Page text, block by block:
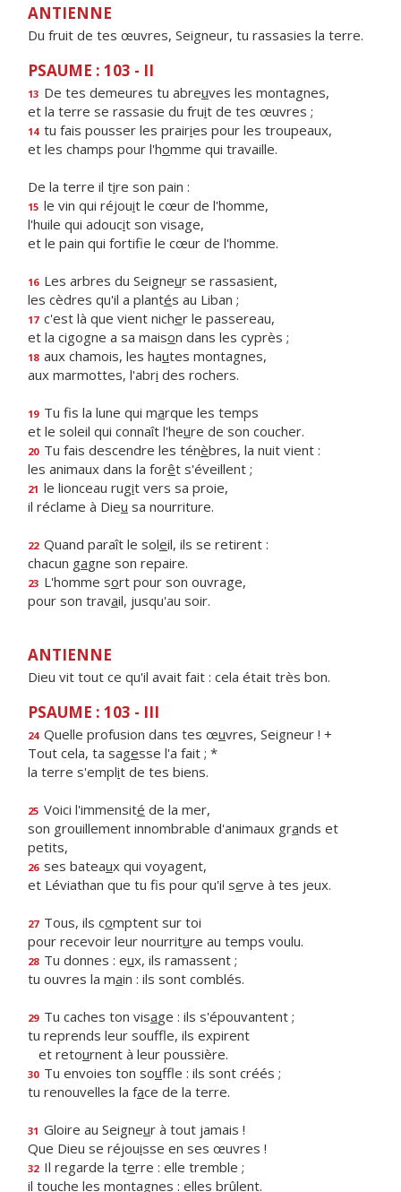
ANTIENNE
Du fruit de tes œuvres, Seigneur, tu rassasies la terre.
PSAUME : 103 - II
13 De tes demeures tu abreuves les montagnes,
et la terre se rassasie du fruit de tes œuvres ;
14 tu fais pousser les prairies pour les troupeaux,
et les champs pour l'homme qui travaille.
De la terre il tire son pain :
15 le vin qui réjouit le cœur de l'homme,
l'huile qui adoucit son visage,
et le pain qui fortife le cœur de l'homme.
16 Les arbres du Seigneur se rassasient,
les cèdres qu'il a plantés au Liban ;
17 c'est là que vient nicher le passereau,
et la cigogne a sa maison dans les cyprès ;
18 aux chamois, les hautes montagnes,
aux marmottes, l'abri des rochers.
19 Tu fis la lune qui marque les temps
et le soleil qui connaît l'heure de son coucher.
20 Tu fais descendre les ténèbres, la nuit vient :
les animaux dans la forêt s'éveillent ;
21 le lionceau rugit vers sa proie,
il réclame à Dieu sa nourriture.
22 Quand paraît le soleil, ils se retirent :
chacun gagne son repaire.
23 L'homme sort pour son ouvrage,
pour son travail, jusqu'au soir.
ANTIENNE
Dieu vit tout ce qu'il avait fait : cela était très bon.
PSAUME : 103 - III
24 Quelle profusion dans tes œuvres, Seigneur ! +
Tout cela, ta sagesse l'a fait ; *
la terre s'emplit de tes biens.
25 Voici l'immensité de la mer,
son grouillement innombrable d'animaux grands et
petits,
26 ses bateaux qui voyagent,
et Léviathan que tu fis pour qu'il serve à tes jeux.
27 Tous, ils comptent sur toi
pour recevoir leur nourriture au temps voulu.
28 Tu donnes : eux, ils ramassent ;
tu ouvres la main : ils sont comblés.
29 Tu caches ton visage : ils s'épouvantent ;
tu reprends leur souffle, ils expirent
et retournent à leur poussière.
30 Tu envoies ton souffle : ils sont créés ;
tu renouvelles la face de la terre.
31 Gloire au Seigneur à tout jamais !
Que Dieu se réjouisse en ses œuvres !
32 Il regarde la terre : elle tremble ;
il touche les montagnes : elles brûlent.